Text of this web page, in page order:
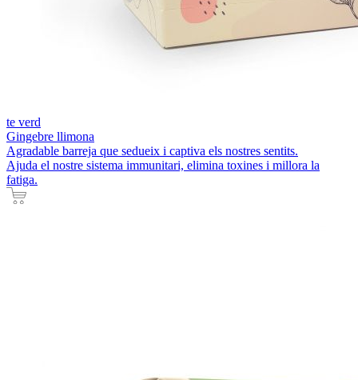
te verd
Gingebre llimona
Agradable barreja que sedueix i captiva els nostres sentits.
Ajuda el nostre sistema immunitari, elimina toxines i millora la
fatiga.